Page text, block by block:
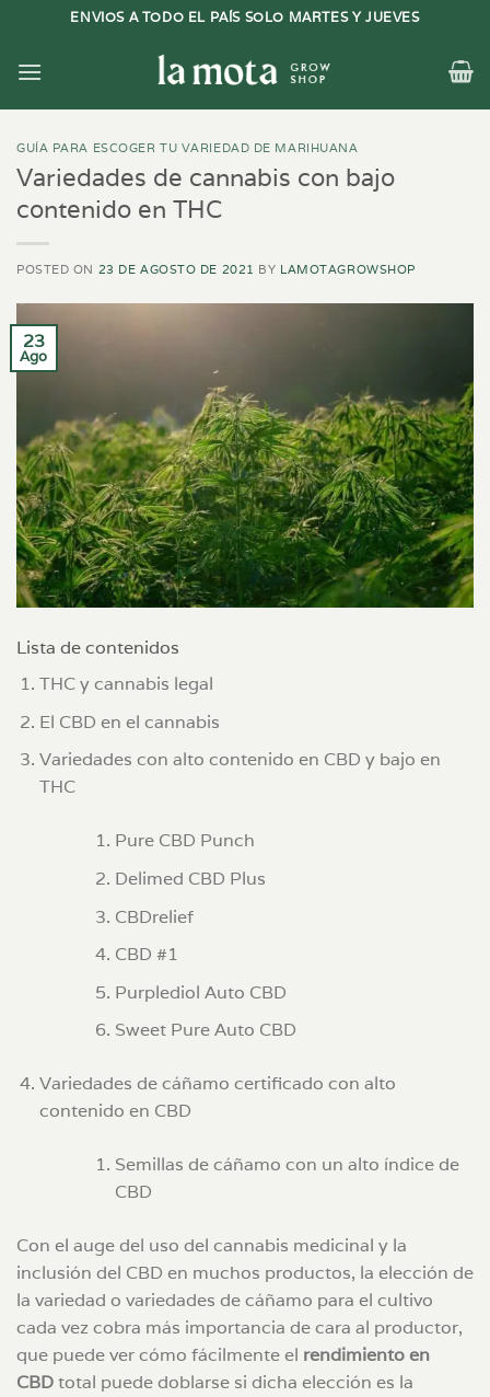
contenido
ENVIOS A TODO EL PAÍS SOLO MARTES Y JUEVES
GUÍA PARA ESCOGER TU VARIEDAD DE MARIHUANA
Variedades de cannabis con bajo
contenido en THC
POSTED ON 23 DE AGOSTO DE 2021 BY LAMOTAGROWSHOP
23
Ago
Lista de contenidos
THC y cannabis legal
El CBD en el cannabis
Variedades con alto contenido en CBD y bajo en
THC
Pure CBD Punch
Delimed CBD Plus
CBDrelief
CBD #1
Purplediol Auto CBD
Sweet Pure Auto CBD
Variedades de cáñamo certificado con alto
contenido en CBD
Semillas de cáñamo con un alto índice de
CBD
Con el auge del uso del cannabis medicinal y la
inclusión del CBD en muchos productos, la elección de
la variedad o variedades de cáñamo para el cultivo
cada vez cobra más importancia de cara al productor,
que puede ver cómo fácilmente el rendimiento en
CBDtotal puede doblarse si dicha elección es la